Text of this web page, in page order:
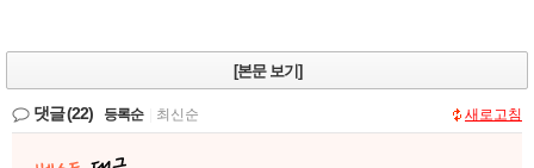
[본문 보기]
댓글(22) 등록순 최신순 새로고침